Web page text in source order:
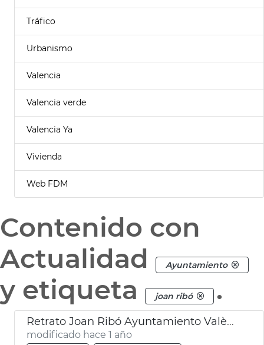
Tráfico
Urbanismo
Valencia
Valencia verde
Valencia Ya
Vivienda
Web FDM
Contenido con
Actualidad
Ayuntamiento
y etiqueta joan ribó .
Retrato Joan Ribó Ayuntamiento València
modificado hace 1 año